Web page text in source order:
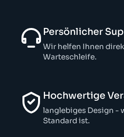
Persönlicher
Wir helfen Ihnen
Warteschleife.
Hochwertige
langlebiges Design -
Standard ist.